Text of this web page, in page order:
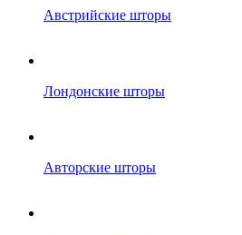
Австрийские шторы
Лондонские шторы
Авторские шторы